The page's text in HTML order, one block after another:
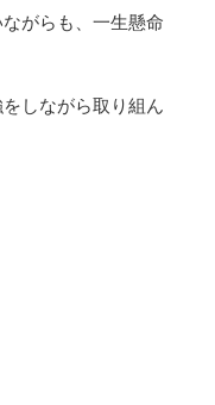
がらも、一生懸命
しながら取り組ん